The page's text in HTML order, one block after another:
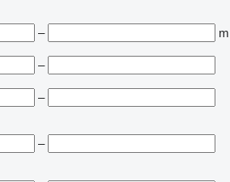
–
m
–
–
–